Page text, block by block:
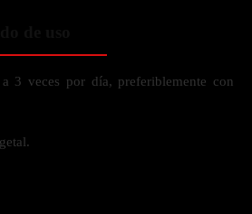
3 veces por día, preferiblemente con